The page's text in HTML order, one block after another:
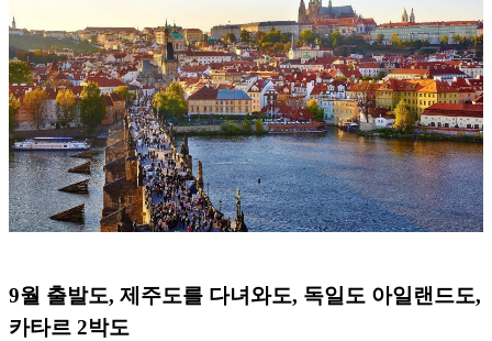
9월 출발도, 제주도를 다녀와도, 독일도 아일랜드도,
카타르 2박도